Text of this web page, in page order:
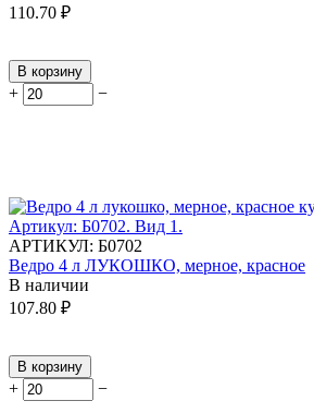
110.70 ₽
В корзину
+ −
АРТИКУЛ: Б0702
Ведро 4 л ЛУКОШКО, мерное, красное
В наличии
107.80 ₽
В корзину
+ −